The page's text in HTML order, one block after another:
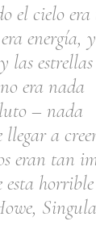
el cielo
energía,
las
era nada
– nada
llegar a
eran tan
esta